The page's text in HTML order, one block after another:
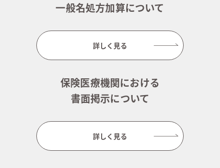
一般名処方加算について
詳しく見る
保険医療機関における
書面掲示について
詳しく見る